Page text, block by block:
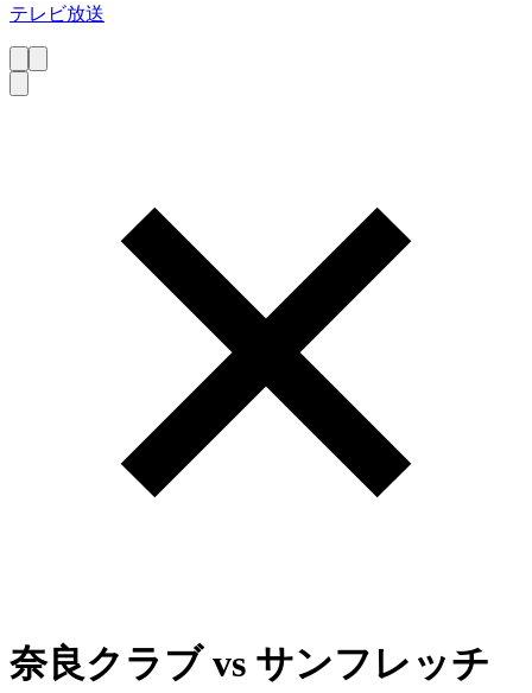
テレビ放送
奈良クラブvs サンフレッチ